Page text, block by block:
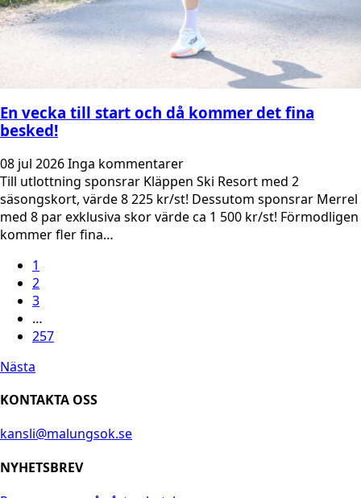
En vecka till start och då kommer det fina
besked!
08 jul 2026Inga kommentarer
Till utlottning sponsrar Kläppen Ski Resort med 2
säsongskort, värde 8 225 kr/st! Dessutom sponsrar Merrel
med 8 par exklusiva skor värde ca 1 500 kr/st! Förmodligen
kommer fler fina…
1
2
3
…
257
Nästa
KONTAKTA OSS
kansli@malungsok.se
NYHETSBREV